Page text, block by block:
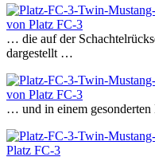
… die auf der
dargestellt …
… und in einem gesonderten